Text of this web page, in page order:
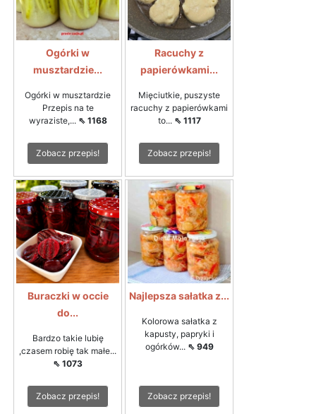
Ogórki w
musztardzie...
Ogórki w musztardzie
Przepis na te
wyraziste,... ⇖ 1168
Zobacz przepis!
Racuchy z
papierówkami...
Mięciutkie, puszyste
racuchy z papierówkami
to... ⇖ 1117
Zobacz przepis!
Buraczki w occie
do...
Bardzo takie lubię
,czasem robię tak małe...
⇖ 1073
Zobacz przepis!
Najlepsza sałatka z...
Kolorowa sałatka z
kapusty, papryki i
ogórków... ⇖ 949
Zobacz przepis!